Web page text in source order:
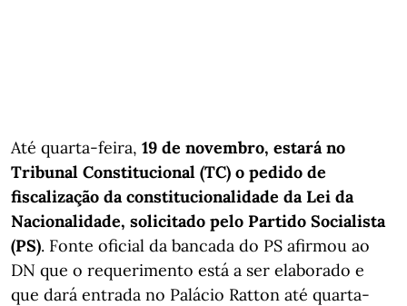
Até quarta-feira, 19 de novembro, estará no
Tribunal Constitucional (TC) o pedido de
fiscalização da constitucionalidade da Lei da
Nacionalidade, solicitado pelo Partido Socialista
(PS). Fonte oficial da bancada do PS afirmou ao
DN que o requerimento está a ser elaborado e
que dará entrada no Palácio Ratton até quarta-